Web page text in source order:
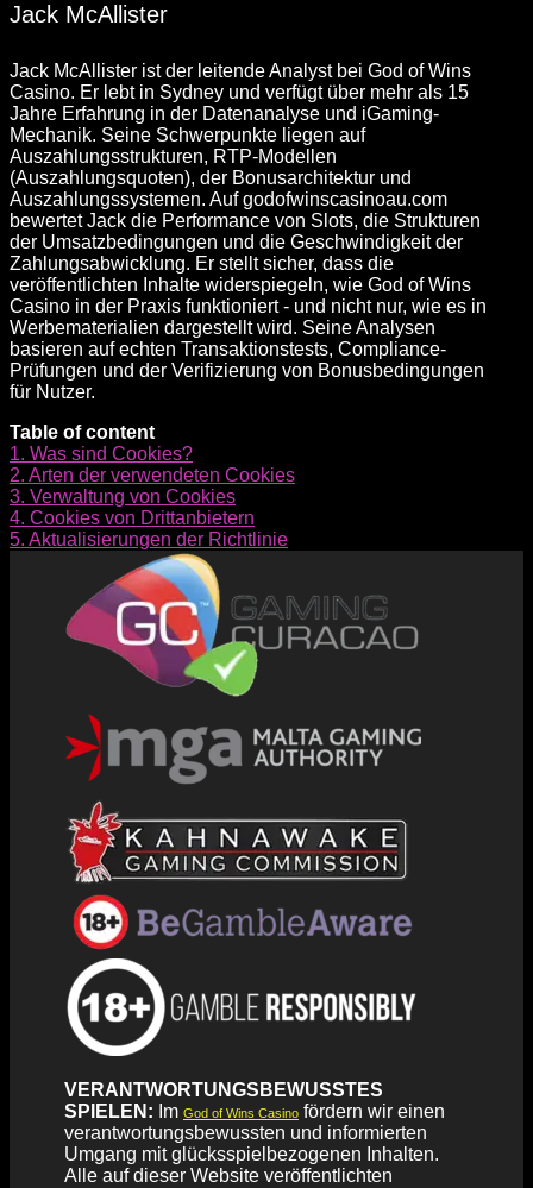
Jack McAllister
Jack McAllister ist der leitende Analyst bei God of Wins
Casino. Er lebt in Sydney und verfügt über mehr als 15
Jahre Erfahrung in der Datenanalyse und iGaming-
Mechanik. Seine Schwerpunkte liegen auf
Auszahlungsstrukturen, RTP-Modellen
(Auszahlungsquoten), der Bonusarchitektur und
Auszahlungssystemen. Auf godofwinscasinoau.com
bewertet Jack die Performance von Slots, die Strukturen
der Umsatzbedingungen und die Geschwindigkeit der
Zahlungsabwicklung. Er stellt sicher, dass die
veröffentlichten Inhalte widerspiegeln, wie God of Wins
Casino in der Praxis funktioniert - und nicht nur, wie es in
Werbematerialien dargestellt wird. Seine Analysen
basieren auf echten Transaktionstests, Compliance-
Prüfungen und der Verifizierung von Bonusbedingungen
für Nutzer.
Table of content
1. Was sind Cookies?
2. Arten der verwendeten Cookies
3. Verwaltung von Cookies
4. Cookies von Drittanbietern
5. Aktualisierungen der Richtlinie
VERANTWORTUNGSBEWUSSTES
SPIELEN: Im God of Wins Casinofördern wir einen
verantwortungsbewussten und informierten
Umgang mit glücksspielbezogenen Inhalten.
Alle auf dieser Website veröffentlichten